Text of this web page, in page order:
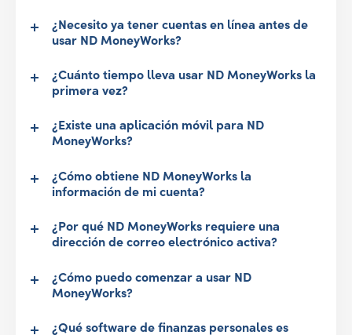
¿Necesito ya tener cuentas en línea antes de
usar ND MoneyWorks?
¿Cuánto tiempo lleva usar ND MoneyWorks la
primera vez?
¿Existe una aplicación móvil para ND
MoneyWorks?
¿Cómo obtiene ND MoneyWorks la
información de mi cuenta?
¿Por qué ND MoneyWorks requiere una
dirección de correo electrónico activa?
¿Cómo puedo comenzar a usar ND
MoneyWorks?
¿Qué software de finanzas personales es